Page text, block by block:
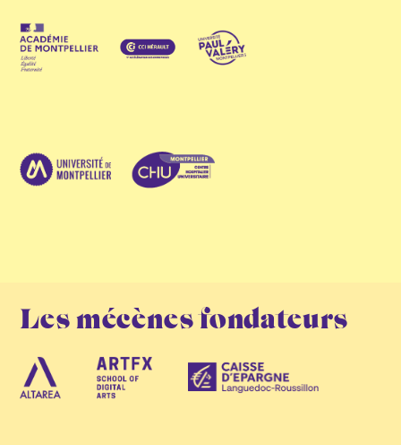
Les mécènes fondateurs